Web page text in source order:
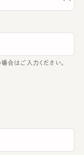
合はご入力ください。